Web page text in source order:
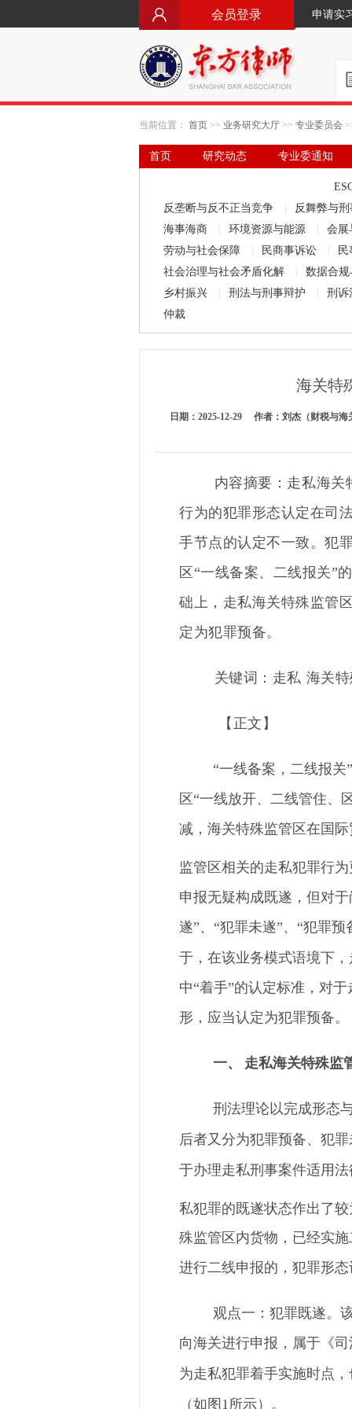
会员登录 申请实
当前位置： 首页 >> 业务研究大厅 >> 专业委员会
首页 研究动态
专业委通知
反垄断与反不正当竞争
反舞弊与
海事海商
环境资源与能源
会
劳动与社会保障
民商事诉讼
社会治理与社会矛盾化解
数据合
乡村振兴
刑法与刑事辩护
刑诉
仲裁
海关特
日期：2025-12-29 作者：刘杰（财税与海
内容摘要： 走私海关
行为的犯罪形态认定在司
手节点的认定不一致。犯
区 “一线备案、二线报关”
础上， 走私海关特殊监管
定为犯罪预备。
关键词： 走私 海关
【 正文 】
“一线备案，二线报关”
区 “一线放开、二线管住、
减，海关特殊监管区在国
监管区相关的走私犯罪行为
申报无疑构成既遂 ，但对
遂”、 “犯罪未遂”、 “犯罪预
于 ，在该业务模式语境下
中“着手”的认定标准，对于
形 ，应当认定为犯罪预备。
一、 走私海关特殊监
刑法理论 以完成形态
后者又 分为犯罪预备、犯罪
于办理走私刑事案件适用
私犯罪的既遂状态作出了
殊监管区内货物，已经实
进行二线申报的，犯罪形
观点一：犯罪既遂。
向海关进行申报，属于《
为走私犯罪着手实施时点
（如图 1所示）。